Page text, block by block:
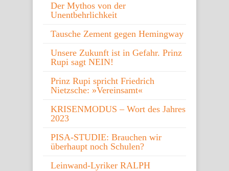
Der Mythos von der
Unentbehrlichkeit
Tausche Zement gegen Hemingway
Unsere Zukunft ist in Gefahr. Prinz
Rupi sagt NEIN!
Prinz Rupi spricht Friedrich
Nietzsche: »Vereinsamt«
KRISENMODUS – Wort des Jahres
2023
PISA-STUDIE: Brauchen wir
überhaupt noch Schulen?
Leinwand-Lyriker RALPH